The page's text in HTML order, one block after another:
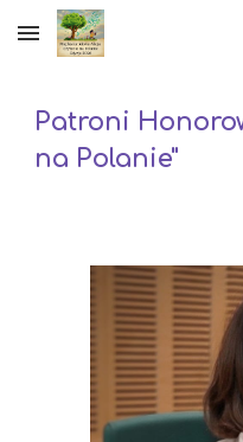
Skip to main content
Patroni
na Polanie"